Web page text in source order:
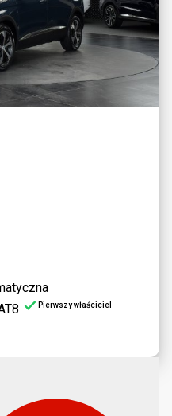
Pierwszy właściciel